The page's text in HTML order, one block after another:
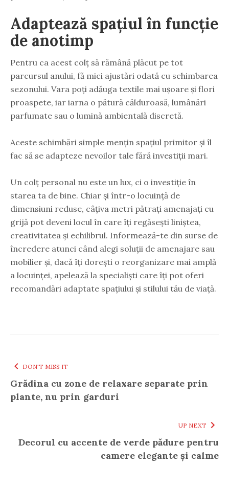
Adaptează spațiul în funcție
de anotimp
Pentru ca acest colț să rămână plăcut pe tot
parcursul anului, fă mici ajustări odată cu schimbarea
sezonului. Vara poți adăuga textile mai ușoare și flori
proaspete, iar iarna o pătură călduroasă, lumânări
parfumate sau o lumină ambientală discretă.
Aceste schimbări simple mențin spațiul primitor și îl
fac să se adapteze nevoilor tale fără investiții mari.
Un colț personal nu este un lux, ci o investiție în
starea ta de bine. Chiar și într-o locuință de
dimensiuni reduse, câțiva metri pătrați amenajați cu
grijă pot deveni locul în care îți regăsești liniștea,
creativitatea și echilibrul. Informează-te din surse de
încredere atunci când alegi soluții de amenajare sau
mobilier și, dacă îți dorești o reorganizare mai amplă
a locuinței, apelează la specialiști care îți pot oferi
recomandări adaptate spațiului și stilului tău de viață.
DON'T MISS IT
Grădina cu zone de relaxare separate prin
plante, nu prin garduri
UP NEXT
Decorul cu accente de verde pădure pentru
camere elegante și calme